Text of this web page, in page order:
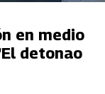
en medio
detonao